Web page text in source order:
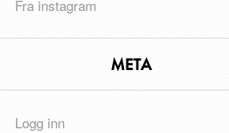
Fra instagram
META
Logg inn